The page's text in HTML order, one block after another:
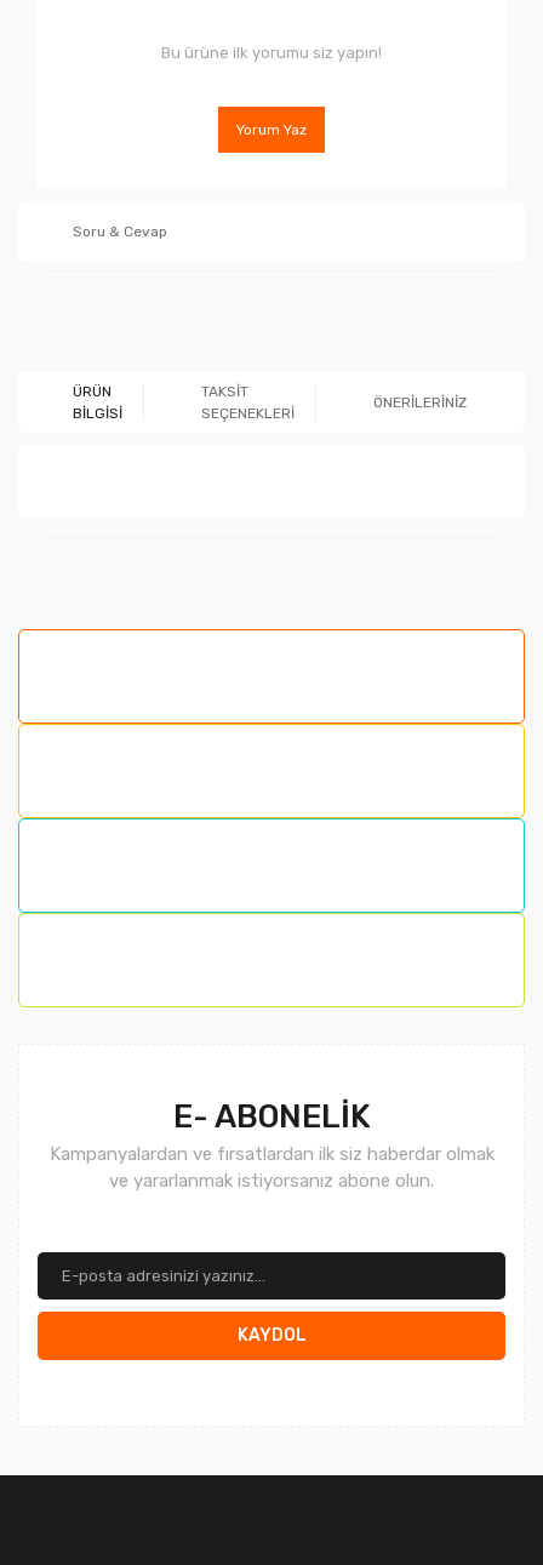
Bu ürüne ilk yorumu siz yapın!
Yorum Yaz
Soru & Cevap
ÜRÜN
BİLGİSİ
TAKSİT
SEÇENEKLERİ
ÖNERİLERİNİZ
Bu ürüne benzer farklı alternatifler olmalı.
E- ABONELİK
Kampanyalardan ve fırsatlardan ilk siz haberdar olmak
ve yararlanmak istiyorsanız abone olun.
KAYDOL